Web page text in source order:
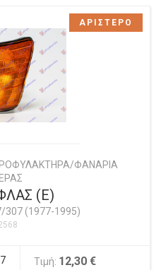
ΦΑΝΑΡΙΑ
(E)
307 (1977-1995)
Τιμή: 12,30 €
ΑΡΙΣΤΕΡΟ